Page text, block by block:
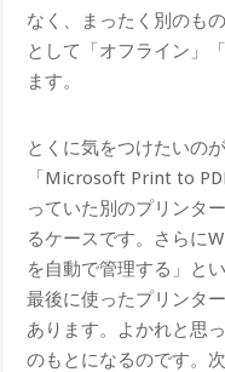
なく、まったく別のも
として「オフライン」
ます。
とくに気をつけたいの
「Microsoft Print to
っていた別のプリンタ
るケースです。さらに
を自動で管理する」と
最後に使ったプリンタ
あります。よかれと思
のもとになるのです。